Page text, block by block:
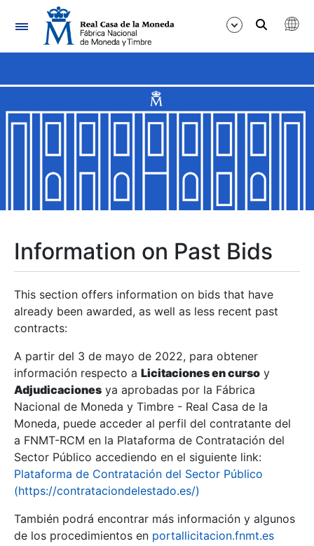
Navigation
Show/Hide
Show/Hide
Show/Hide
Show/Hide
Show/Hide
Information on Past Bids
This section offers information on bids that have
already been awarded, as well as less recent past
contracts:
A partir del 3 de mayo de 2022, para obtener
información respecto a Licitaciones en curso y
Adjudicaciones ya aprobadas por la Fábrica
Nacional de Moneda y Timbre - Real Casa de la
Moneda, puede acceder al perfil del contratante del
a FNMT-RCM en la Plataforma de Contratación del
Sector Público accediendo en el siguiente link:
Plataforma de Contratación del Sector Público
(https://contrataciondelestado.es/)
También podrá encontrar más información y algunos
de los procedimientos en portallicitacion.fnmt.es